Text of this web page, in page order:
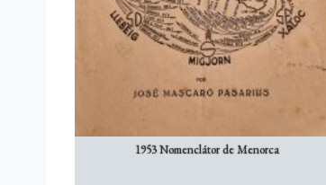
1953 Nomenclátor de Menorca